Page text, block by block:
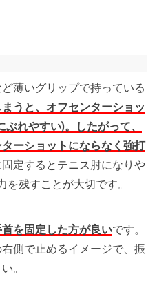
薄いグリップで持っている
うと、オフセンターショッ
れやすい)。したがって、
ーショットにならなく強打
定するとテニス肘になりや
残すことが大切です。
を固定した方が良いです。
側で止めるイメージで、振
。